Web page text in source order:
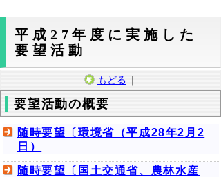
平成27年度に実施した
要望活動
もどる ｜
要望活動の概要
随時要望〔環境省（平成28年2月2
日）
随時要望〔国土交通省、農林水産